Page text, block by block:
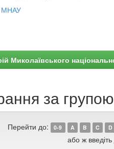
МНАУ
Миколаївського
за
Перейти до: 0-9 A B C D
або ж